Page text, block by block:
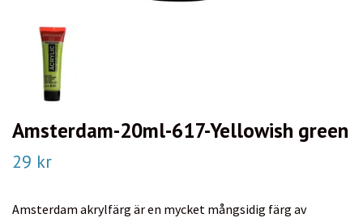
Amsterdam-20ml-617-Yellowish green
29 kr
Amsterdam akrylfärg är en mycket mångsidig färg av